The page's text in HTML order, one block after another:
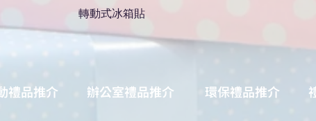
轉動式冰箱貼
禮品推介 辦公室禮品推介 環保禮品推介